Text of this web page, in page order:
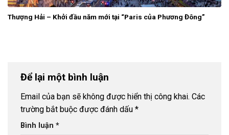
Thượng Hải – Khởi đầu năm mới tại “Paris của Phương Đông”
Để lại một bình luận
Email của bạn sẽ không được hiển thị công khai. Các
trường bắt buộc được đánh dấu *
Bình luận *